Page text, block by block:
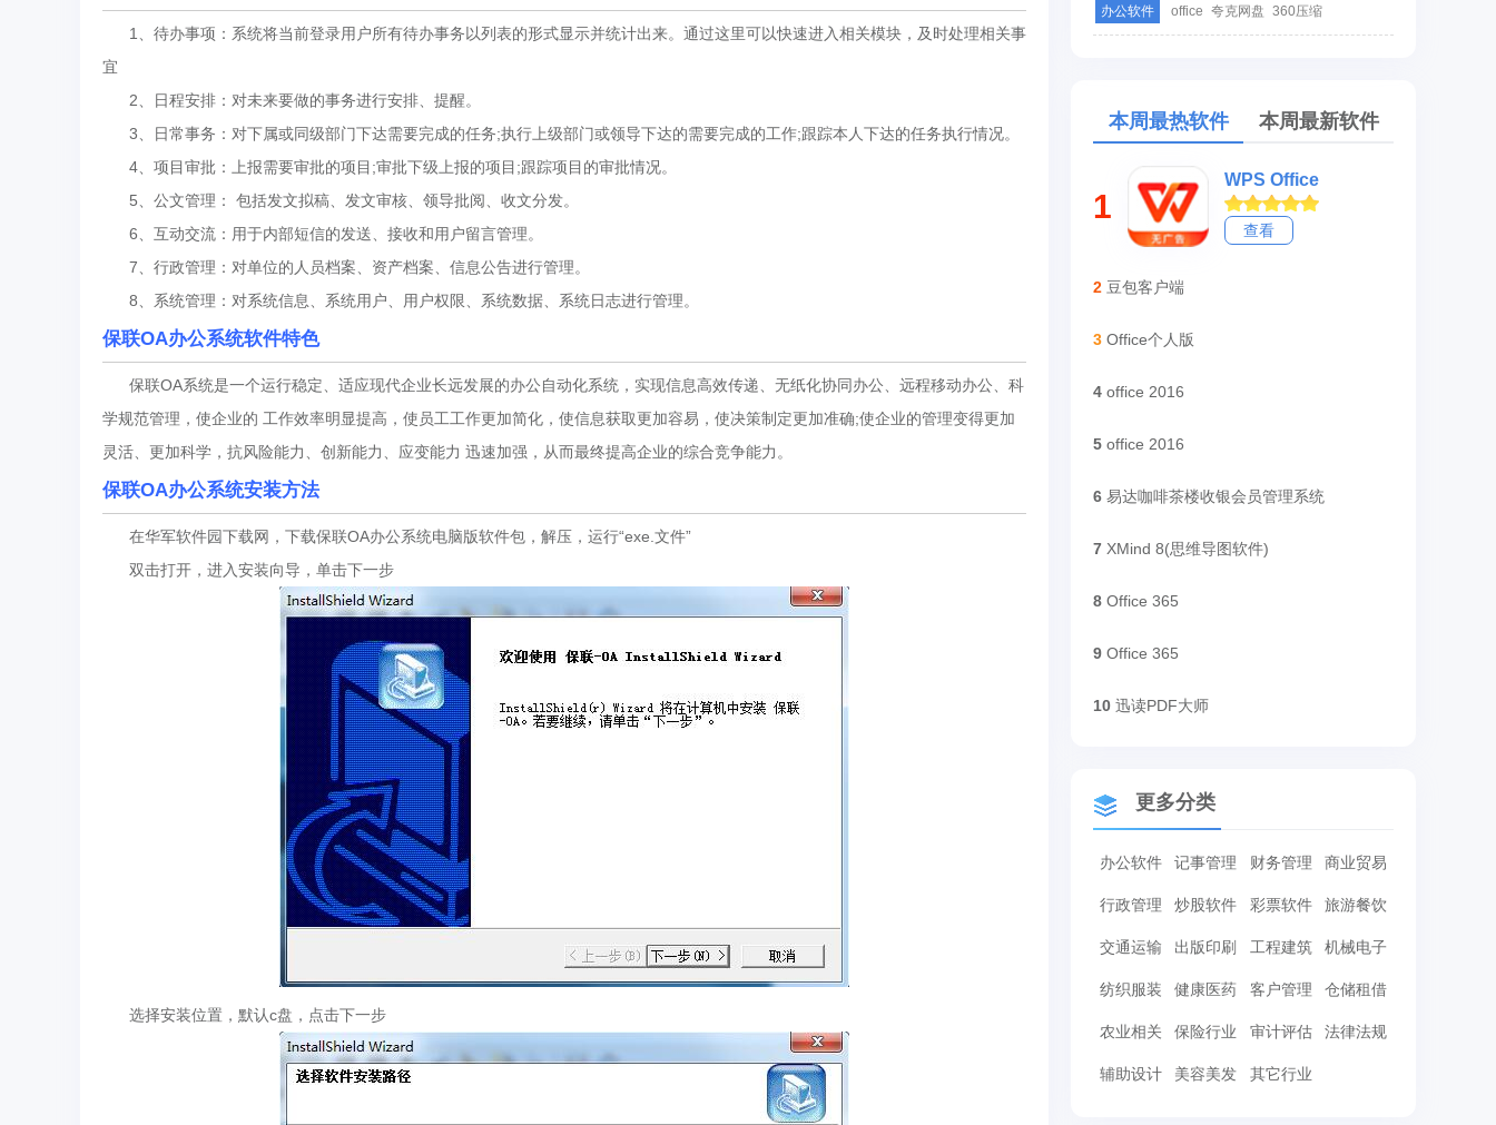
1、待办事项：系统将当前登录用户所有待办事务以列表的形式显示并统计出来。通过这里可以快速进入相关模块，及时处理相关事
宜
2、日程安排：对未来要做的事务进行安排、提醒。
3、日常事务：对下属或同级部门下达需要完成的任务;执行上级部门或领导下达的需要完成的工作;跟踪本人下达的任务执行情况。
4、项目审批：上报需要审批的项目;审批下级上报的项目;跟踪项目的审批情况。
5、公文管理： 包括发文拟稿、发文审核、领导批阅、收文分发。
6、互动交流：用于内部短信的发送、接收和用户留言管理。
7、行政管理：对单位的人员档案、资产档案、信息公告进行管理。
8、系统管理：对系统信息、系统用户、用户权限、系统数据、系统日志进行管理。
保联OA办公系统软件特色
保联OA系统是一个运行稳定、适应现代企业长远发展的办公自动化系统，实现信息高效传递、无纸化协同办公、远程移动办公、科
学规范管理，使企业的 工作效率明显提高，使员工工作更加简化，使信息获取更加容易，使决策制定更加准确;使企业的管理变得更加
灵活、更加科学，抗风险能力、创新能力、应变能力 迅速加强，从而最终提高企业的综合竞争能力。
保联OA办公系统安装方法
在华军软件园下载网，下载保联OA办公系统电脑版软件包，解压，运行“exe.文件”
双击打开，进入安装向导，单击下一步
选择安装位置，默认c盘，点击下一步
办公软件 office 夸克网盘 360压缩
本周最热软件 本周最新软件
1
WPS Office
查看
2 豆包客户端
3 Office个人版
4 office 2016
5 office 2016
6 易达咖啡茶楼收银会员管理系统
7 XMind 8(思维导图软件)
8 Office 365
9 Office 365
10 迅读PDF大师
更多分类
办公软件 记事管理 财务管理 商业贸易
行政管理 炒股软件 彩票软件 旅游餐饮
交通运输 出版印刷 工程建筑 机械电子
纺织服装 健康医药 客户管理 仓储租借
农业相关 保险行业 审计评估 法律法规
辅助设计 美容美发 其它行业